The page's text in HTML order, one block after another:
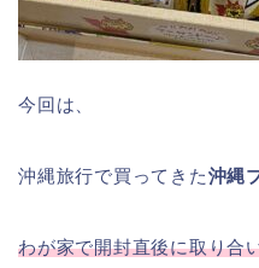
今回は、
沖縄旅行で買ってきた沖縄
わが家で開封直後に取り合